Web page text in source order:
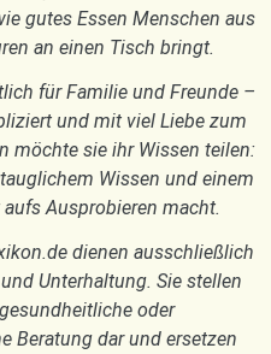
gutes Essen Menschen aus
an einen Tisch bringt.
für Familie und Freunde –
und mit viel Liebe zum
möchte sie ihr Wissen teilen:
Wissen und einem
Ausprobieren macht.
dienen ausschließlich
Unterhaltung. Sie stellen
oder
Beratung dar und ersetzen